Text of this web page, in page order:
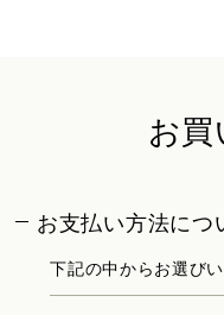
お買
お支払い方法につ
下記の中からお選びい